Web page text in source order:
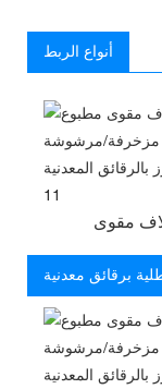
أنواع الربط
مقوى
برقائق معدنية